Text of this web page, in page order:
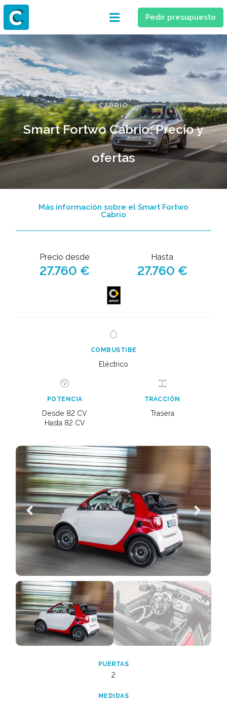
Pedir presupuesto
CABRIO
Smart Fortwo Cabrio: Precio y
ofertas
Más información sobre el Smart Fortwo
Cabrio
Precio desde
27.760 €
Hasta
27.760 €
COMBUSTIBE
Eléctrico
POTENCIA
Desde 82 CV
Hasta 82 CV
TRACCIÓN
Trasera
PUERTAS
2
MEDIDAS